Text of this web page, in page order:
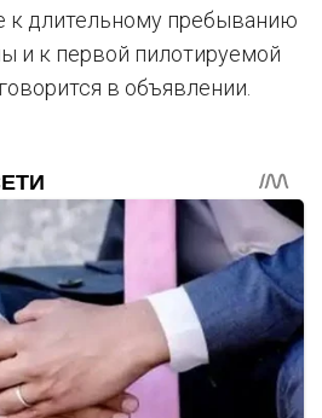
к длительному пребыванию
и к первой пилотируемой
в объявлении.